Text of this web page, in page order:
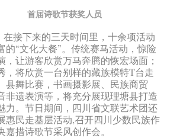
首届诗歌节获奖人员
下来的三天时间里，十余项活动
的“文化大餐”。传统赛马活动，惊险
，让游客欣赏万马奔腾的恢宏场面；
，将欣赏一台别样的藏族模特T台走
县舞比赛，书画摄影展、民族商贸
非遗表演等，将充分展现理塘县打造
力。节日期间，四川省文联艺术团还
惠民走基层活动,召开四川少数民族作
嘉措诗歌节采风创作会。